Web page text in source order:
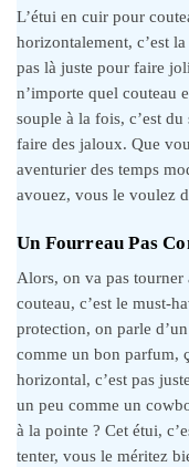
L’étui en cuir pour
horizontalement, c’est
pas là juste pour faire
n’importe quel couteau
souple à la fois, c’est
faire des jaloux. Que
aventurier des temps
avouez, vous le voulez
Un Fourreau Pas
Alors, on va pas
couteau, c’est le must-
protection, on parle
comme un bon parfum,
horizontal, c’est pas
un peu comme un
à la pointe ? Cet étui,
tenter, vous le méritez